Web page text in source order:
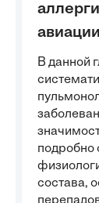
авиации
В данной
подробно
состава,